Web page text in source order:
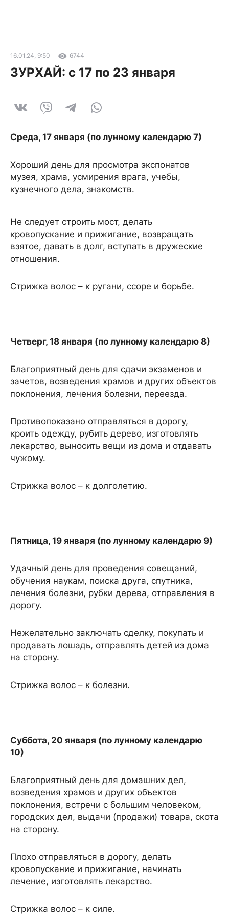
16.01.24, 9:50 6744
ЗУРХАЙ: с 17 по 23 января
Среда, 17 января (по лунному календарю 7)
Хороший день для просмотра экспонатов
музея, храма, усмирения врага, учебы,
кузнечного дела, знакомств.
Не следует строить мост, делать
кровопускание и прижигание, возвращать
взятое, давать в долг, вступать в дружеские
отношения.
Стрижка волос – к ругани, ссоре и борьбе.
Четверг, 18 января (по лунному календарю 8)
Благоприятный день для сдачи экзаменов и
зачетов, возведения храмов и других объектов
поклонения, лечения болезни, переезда.
Противопоказано отправляться в дорогу,
кроить одежду, рубить дерево, изготовлять
лекарство, выносить вещи из дома и отдавать
чужому.
Стрижка волос – к долголетию.
Пятница, 19 января (по лунному календарю 9)
Удачный день для проведения совещаний,
обучения наукам, поиска друга, спутника,
лечения болезни, рубки дерева, отправления в
дорогу.
Нежелательно заключать сделку, покупать и
продавать лошадь, отправлять детей из дома
на сторону.
Стрижка волос – к болезни.
Суббота, 20 января (по лунному календарю
10)
Благоприятный день для домашних дел,
возведения храмов и других объектов
поклонения, встречи с большим человеком,
городских дел, выдачи (продажи) товара, скота
на сторону.
Плохо отправляться в дорогу, делать
кровопускание и прижигание, начинать
лечение, изготовлять лекарство.
Стрижка волос – к силе.